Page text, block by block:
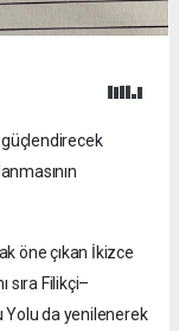
güçlendirecek
öne çıkan İkizce
sıra Filikçi–
Yolu da yenilenerek